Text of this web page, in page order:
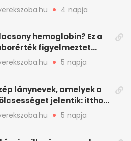
ki jól?
4 napja
hemoglobin? Ez a
figyelmeztet
5 napja
lánynevek, amelyek a
jelentik: itthon
adhatók
5 napja